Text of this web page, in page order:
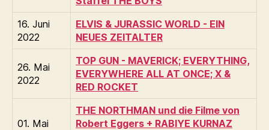
16. Juni
2022
ELVIS & JURASSIC WORLD - EIN
NEUES ZEITALTER
26. Mai
2022
TOP GUN - MAVERICK; EVERYTHING,
EVERYWHERE ALL AT ONCE; X &
RED ROCKET
01. Mai
THE NORTHMAN und die Filme von
Robert Eggers + RABIYE KURNAZ